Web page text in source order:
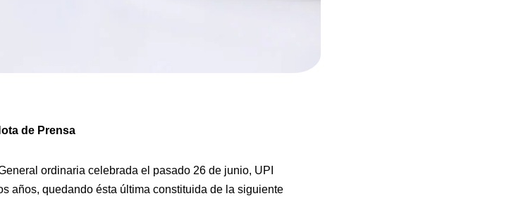
de Prensa
ordinaria celebrada el pasado 26 de junio, UPI
años, quedando ésta última constituida de la siguiente